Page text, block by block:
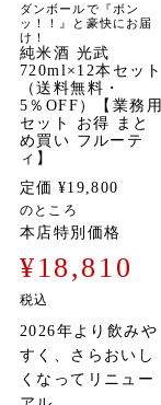
ダンボールで『ボン
ッ！！』と豪快にお届
け！
純米酒 光武
720ml×12本セット
（送料無料・
5％OFF）【業務用
セット お得 まと
め買い フルーテ
ィ】
定価 ¥19,800
のところ
本店特別価格
¥18,810
税込
2026年より飲みや
すく、さらおいし
くなってリニュー